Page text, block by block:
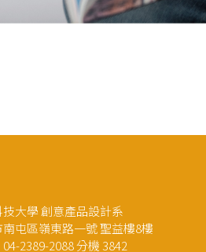
大學 創意產品設計系
南屯區嶺東路一號 聖益樓8樓
2389-2088 分機 3842